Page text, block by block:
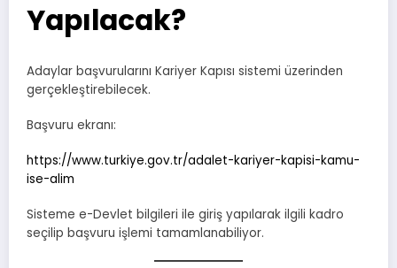
Yapılacak?
Adaylar başvurularını Kariyer Kapısı sistemi üzerinden
gerçekleştirebilecek.
Başvuru ekranı:
https://www.turkiye.gov.tr/adalet-kariyer-kapisi-kamu-
ise-alim
Sisteme e-Devlet bilgileri ile giriş yapılarak ilgili kadro
seçilip başvuru işlemi tamamlanabiliyor.